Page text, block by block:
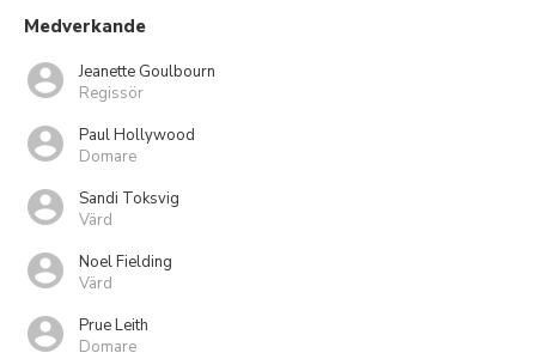
Medverkande
Jeanette Goulbourn
Regissör
Paul Hollywood
Domare
Sandi Toksvig
Värd
Noel Fielding
Värd
Prue Leith
Domare